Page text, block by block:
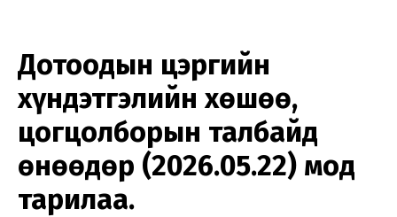
Дотоодын цэргийн
хүндэтгэлийн хөшөө,
цогцолборын талбайд
өнөөдөр (2026.05.22) мод
тарилаа.